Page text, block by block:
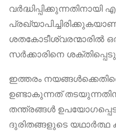
ശതകോടീശ്വരന്മാരിൽ
സർക്കാരിനെ
ഇത്തരം
ഉണ്ടാകുന്നത്
തന്ത്രങ്ങൾ
ദുരിതങ്ങളുടെ